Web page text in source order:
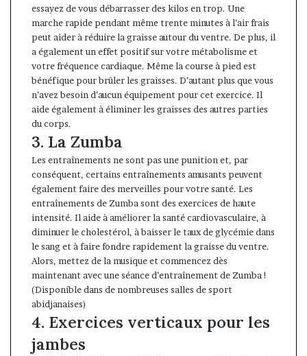
essayez de vous débarrasser des kilos en trop. Une
marche rapide pendant même trente minutes à l’air frais
peut aider à réduire la graisse autour du ventre. De plus, il
a également un effet positif sur votre métabolisme et
votre fréquence cardiaque. Même la course à pied est
bénéfique pour brûler les graisses. D’autant plus que vous
n’avez besoin d’aucun équipement pour cet exercice. Il
aide également à éliminer les graisses des autres parties
du corps.
3. La Zumba
Les entraînements ne sont pas une punition et, par
conséquent, certains entraînements amusants peuvent
également faire des merveilles pour votre santé. Les
entraînements de Zumba sont des exercices de haute
intensité. Il aide à améliorer la santé cardiovasculaire, à
diminuer le cholestérol, à baisser le taux de glycémie dans
le sang et à faire fondre rapidement la graisse du ventre.
Alors, mettez de la musique et commencez dès
maintenant avec une séance d’entraînement de Zumba !
(Disponible dans de nombreuses salles de sport
abidjanaises)
4. Exercices verticaux pour les
jambes